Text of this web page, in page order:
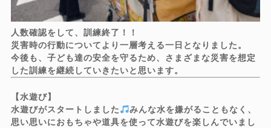
人数確認をして、訓練終了！！
災害時の行動についてより一層考える一日となりました。
今後も、子ども達の安全を守るため、さまざまな災害を想定
した訓練を継続していきたいと思います。
【水遊び】
水遊びがスタートしました
みんな水を嫌がることもなく、
思い思いにおもちゃや道具を使って水遊びを楽しんでいまし